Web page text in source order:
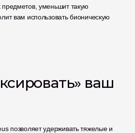
уменьшит такую
вам использовать бионическую
ваш
позволяет удерживать тяжелые и